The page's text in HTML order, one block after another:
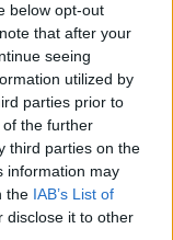
below opt-out
that after your
seeing
utilized by
parties prior to
the further
third parties on the
information may
the IAB’s List of
disclose it to other
της